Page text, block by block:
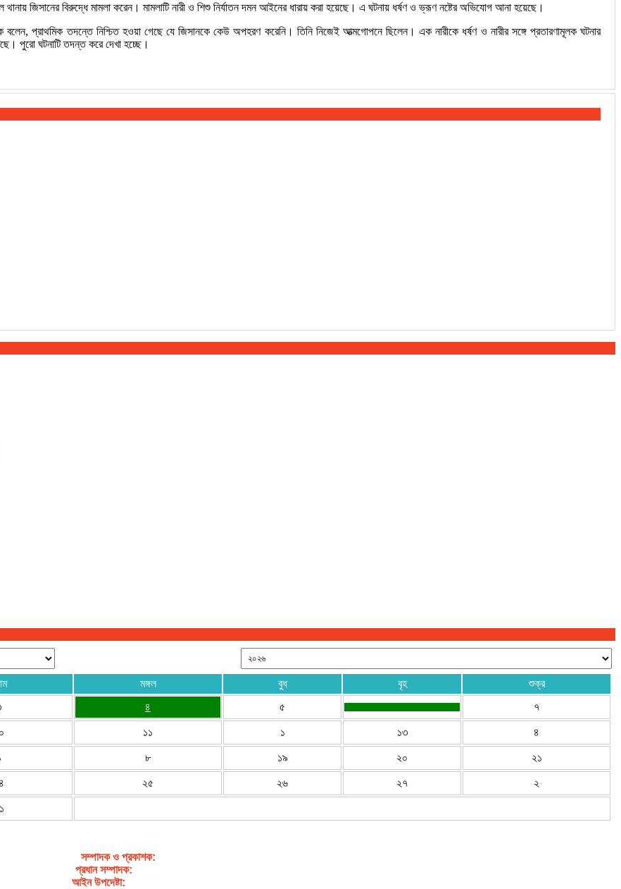
থানায় জিসানের বিরুদ্ধে মামলা করেন। মামলাটি নারী ও শিশু নির্যাতন দমন আইনের ধারায় করা হয়েছে। এ ঘটনায় ধর্ষণ ও ভ্রূণ নষ্টের অভিযোগ আনা হয়েছে।
বলেন, প্রাথমিক তদন্তে নিশ্চিত হওয়া গেছে যে জিসানকে কেউ অপহরণ করেনি। তিনি নিজেই আত্মগোপনে ছিলেন। এক নারীকে ধর্ষণ ও নারীর সঙ্গে প্রতারণামূলক ঘটনার
পুরো ঘটনাটি তদন্ত করে দেখা হচ্ছে।
মঙ্গল বুধ বৃহ
শুক্র
৪ ৫ ৭
১১ ১ ১৩ ৪
৮ ১৯ ২০ ২১
২৫ ২৬ ২৭ ২
সম্পাদক ও প্রকাশক:
প্রধান সম্পাদক:
আইন উপদেষ্টা: